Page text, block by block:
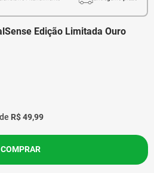
Edição Limitada Ouro
R$49,99
COMPRAR